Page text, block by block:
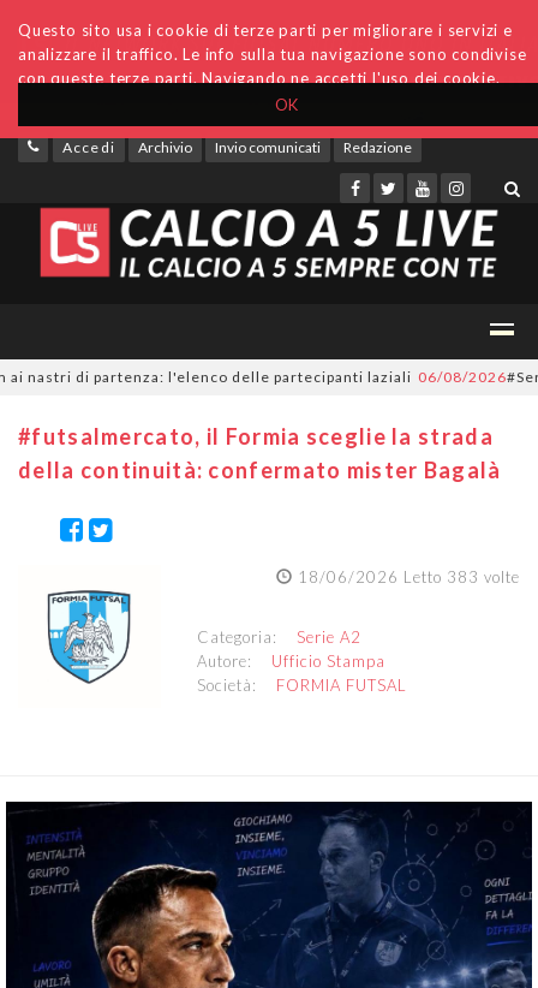
OK
Questo sito usa i cookie di terze parti per migliorare i servizi e
analizzare il traffico. Le info sulla tua navigazione sono condivise
con queste terze parti. Navigando ne accetti l'uso dei cookie.
Accedi Archivio Invio comunicati Redazione
di partenza: l'elenco delle partecipanti laziali 06/08/2026
#futsalmercato, il Formia sceglie la strada
della continuità: confermato mister Bagalà
18/06/2026 Letto 383 volte
Categoria: Serie A2
Autore: Ufficio Stampa
Società: FORMIA FUTSAL